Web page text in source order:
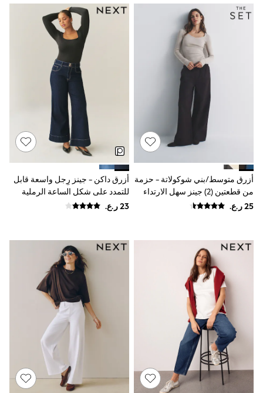
Red
All Branded Schoolwear
adidas
Nike
Clarks
Start Rite
Smiggle
Eastpak
Bags & Backpacks
Caps
Belts
Jumpers
Polo Shirts
All Girls Sports & Swimwear
T-Shirts
Bags & Backpacks
Lunchboxes
Caps
Bags
Polo Shirts
GIRLS
New In
New In from Next
0-2 years
3-5 years
6-8 years
9-11 years
12-14 years
15+ years
All Clothing
Coats & Jackets
Dresses
Holiday Shop
أزرق متوسط/بني شوكولاتة - حزمة
من قطعتين (2) جينز سهل الارتداء
وخفيف الوزن بقصّة رِجل واسعة من
أزرق داكن - جينز رِجل واسعة قابل
للتمدد على شكل الساعة الرملية
بخصر مرتفع